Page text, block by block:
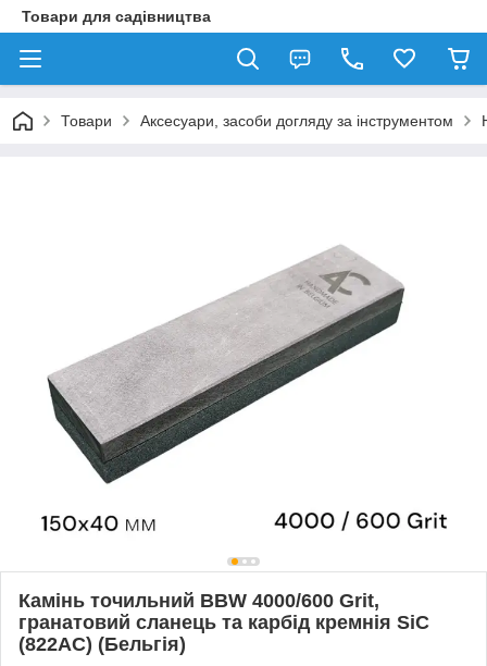
Товари для садівництва
Товари Аксесуари, засоби догляду за інструментом
Камінь точильний BBW 4000/600 Grit,
гранатовий сланець та карбід кремнія SiC
(822AC) (Бельгія)